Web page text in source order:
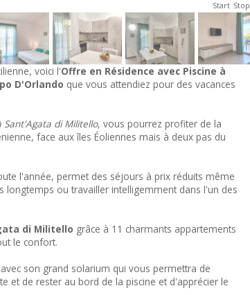
Start Stop
voici l'Offre en Résidence avec Piscine à
D'Orlando que vous attendiez pour des vacances
Sant'Agata di Militello, vous pourrez profiter de la
face aux îles Éoliennes mais à deux pas du
l'année, permet des séjours à prix réduits même
longtemps ou travailler intelligemment dans l'un des
di Militello grâce à 11 charmants appartements
le confort.
son grand solarium qui vous permettra de
et de rester au bord de la piscine et d'apprécier le